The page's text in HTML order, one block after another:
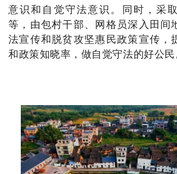
意识和自觉守法意识。同时，采
等，由包村干部、网格员深入田间
法宣传和脱贫攻坚惠民政策宣传，
和政策知晓率，做自觉守法的好公民